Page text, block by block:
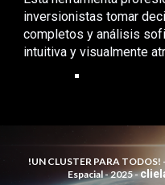
inversionistas tomar
completos y análisis
intuitiva y visualmente
!UN CLUSTER PARA TODOS! -
Espacial - 2025-